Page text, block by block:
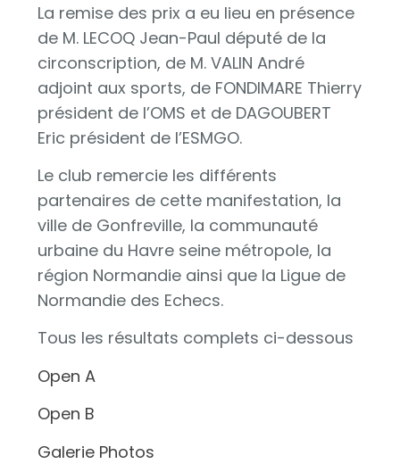
La remise des prix a eu lieu en présence
de M. LECOQ Jean-Paul député de la
circonscription, de M. VALIN André
adjoint aux sports, de FONDIMARE Thierry
président de l’OMS et de DAGOUBERT
Eric président de l’ESMGO.
Le club remercie les différents
partenaires de cette manifestation, la
ville de Gonfreville, la communauté
urbaine du Havre seine métropole, la
région Normandie ainsi que la Ligue de
Normandie des Echecs.
Tous les résultats complets ci-dessous
Open A
Open B
Galerie Photos